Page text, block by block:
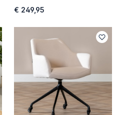
€ 249,95